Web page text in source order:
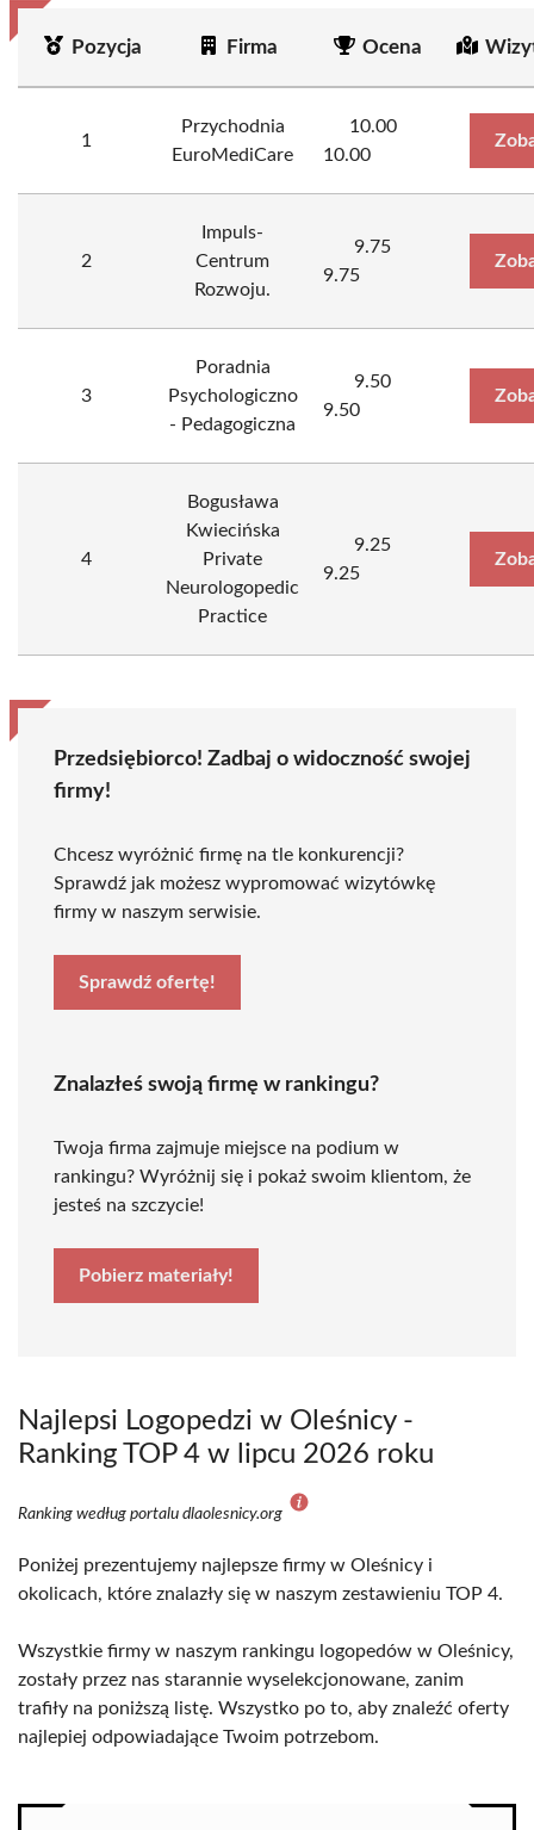
Pozycja Firma Ocena
1
Przychodnia
EuroMediCare
10.00
10.00
2
Impuls-
Centrum
Rozwoju.
9.75
9.75
3
Poradnia
Psychologiczno
- Pedagogiczna
9.50
9.50
4
Bogusława
Kwiecińska
Private
Neurologopedic
Practice
9.25
9.25
Przedsiębiorco! Zadbaj o widoczność swojej
firmy!
Chcesz wyróżnić firmę na tle konkurencji?
Sprawdź jak możesz wypromować wizytówkę
firmy w naszym serwisie.
Sprawdź ofertę!
Znalazłeś swoją firmę w rankingu?
Twoja firma zajmuje miejsce na podium w
rankingu? Wyróżnij się i pokaż swoim klientom, że
jesteś na szczycie!
Pobierz materiały!
Najlepsi Logopedzi w Oleśnicy -
Ranking TOP 4 w lipcu 2026 roku
Ranking według portalu dlaolesnicy.org
Poniżej prezentujemy najlepsze firmy w Oleśnicy i
okolicach, które znalazły się w naszym zestawieniu TOP 4.
Wszystkie firmy w naszym rankingu logopedów w Oleśnicy,
zostały przez nas starannie wyselekcjonowane, zanim
trafiły na poniższą listę. Wszystko po to, aby znaleźć oferty
najlepiej odpowiadające Twoim potrzebom.